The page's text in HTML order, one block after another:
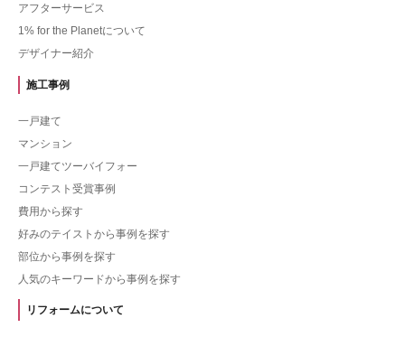
アフターサービス
1% for the Planetについて
デザイナー紹介
施工事例
一戸建て
マンション
一戸建てツーバイフォー
コンテスト受賞事例
費用から探す
好みのテイストから事例を探す
部位から事例を探す
人気のキーワードから事例を探す
リフォームについて